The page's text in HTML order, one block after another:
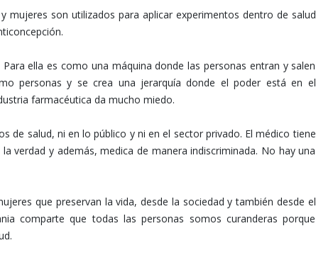
mujeres son utilizados para aplicar experimentos dentro de salud
ella es como una máquina donde las personas entran y salen
personas y se crea una jerarquía donde el poder está en el
farmacéutica da mucho miedo.
de salud, ni en lo público y ni en el sector privado. El médico tiene
verdad y además, medica de manera indiscriminada. No hay una
que preservan la vida, desde la sociedad y también desde el
comparte que todas las personas somos curanderas porque